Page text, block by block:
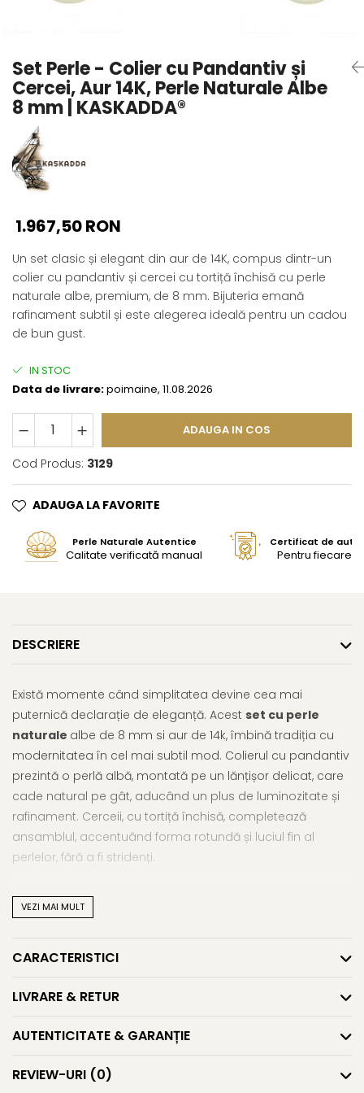
Pandantive cu Perle
Brose cu Perle
Set Perle - Colier cu Pandantiv și
Cercei, Aur 14K, Perle Naturale Albe
8 mm | KASKADDA®
1.967,50 RON
Un set clasic și elegant din aur de 14K, compus dintr-un
colier cu pandantiv și cercei cu tortiță închisă cu perle
naturale albe, premium, de 8 mm. Bijuteria emană
rafinament subtil și este alegerea ideală pentru un cadou
de bun gust.
IN STOC
Data de livrare:poimaine, 11.08.2026
ADAUGA IN COS
Cod Produs: 3129
ADAUGA LA FAVORITE
Perle Naturale Autentice
Calitate verificată manual
Certificat de
Pentru fiecare
DESCRIERE
Există momente când simplitatea devine cea mai
puternică declarație de eleganță. Acest set cu perle
naturale albe de 8 mm si aur de 14k, îmbină tradiția cu
modernitatea în cel mai subtil mod. Colierul cu pandantiv
prezintă o perlă albă, montată pe un lănțișor delicat, care
cade natural pe gât, aducând un plus de luminozitate și
rafinament. Cerceii, cu tortiță închisă, completează
ansamblul, accentuând forma rotundă și luciul fin al
perlelor, fără a fi stridenți.
puritatea sa, iar aurul de 14K contribuie la expresia unei
cu naturalitate, fie într-un context profesional, fie la ocazii
cadoul perfect pentru cineva care apreciază rafinamentul
și autenticitatea.
Caracteristici tehnice
Material:perle naturale, calitatea AAA și aur galben de
VEZI MAI MULT
CARACTERISTICI
LIVRARE & RETUR
AUTENTICITATE & GARANȚIE
REVIEW-URI (0)